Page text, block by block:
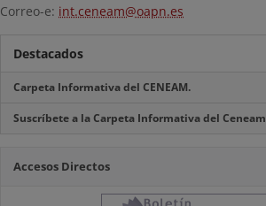
Correo-e: int.ceneam@oapn.es
Destacados
Carpeta Informativa del CENEAM.
Suscríbete a la Carpeta Informativa del Ceneam
Accesos Directos